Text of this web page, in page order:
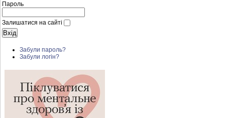
Пароль
Залишатися на сайті
Забули пароль?
Забули логін?